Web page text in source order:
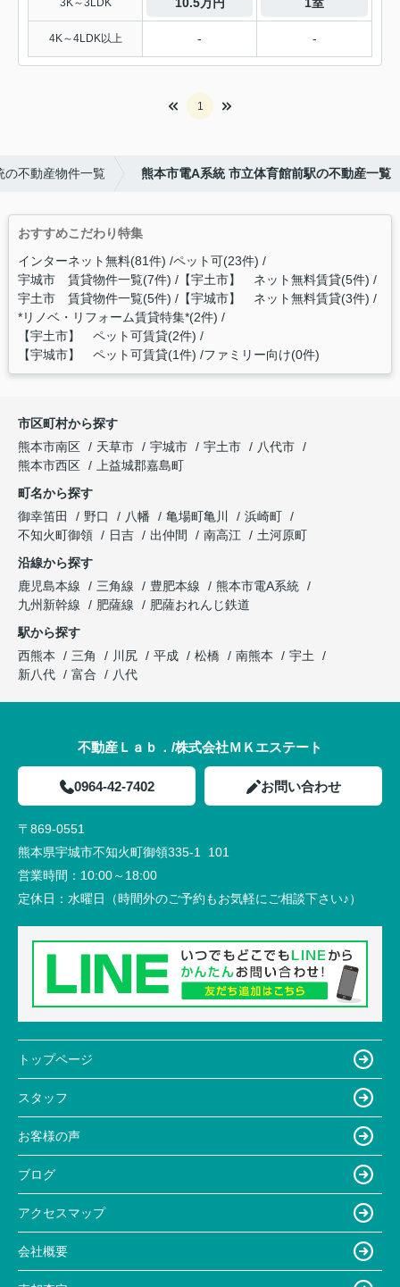
3K～3LDK
4K～4LDK以上 - -
1
の不動産物件一覧 熊本市電A系統 市立体育館前駅の不動産一覧
おすすめこだわり特集
インターネット無料(81件) ペット可(23件)
宇城市 賃貸物件一覧(7件) 【宇土市】 ネット無料賃貸(5件)
宇土市 賃貸物件一覧(5件) 【宇城市】 ネット無料賃貸(3件)
*リノベ・リフォーム賃貸特集*(2件)
【宇土市】 ペット可賃貸(2件)
【宇城市】 ペット可賃貸(1件) ファミリー向け(0件)
市区町村から探す
熊本市南区
天草市 宇城市 宇土市
八代市
熊本市西区
上益城郡嘉島町
町名から探す
御幸笛田
野口 八幡 亀場町亀川
浜崎町
不知火町御領
日吉 出仲間 南高江
土河原町
沿線から探す
鹿児島本線
三角線 豊肥本線
熊本市電A系統
九州新幹線
肥薩線
肥薩おれんじ鉄道
駅から探す
西熊本
三角 川尻 平成 松橋 南熊本
宇土
新八代
富合 八代
不動産Ｌａｂ．/株式会社ＭＫエステート
0964-42-7402 お問い合わせ
〒869-0551
熊本県宇城市不知火町御領335-1 101
営業時間： 10:00～18:00
定休日： 水曜日（時間外のご予約もお気軽にご相談下さい♪）
トップページ
スタッフ
お客様の声
ブログ
アクセスマップ
会社概要